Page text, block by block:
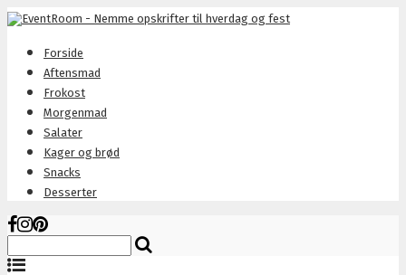
Forside
Aftensmad
Frokost
Morgenmad
Salater
Kager og brød
Snacks
Desserter